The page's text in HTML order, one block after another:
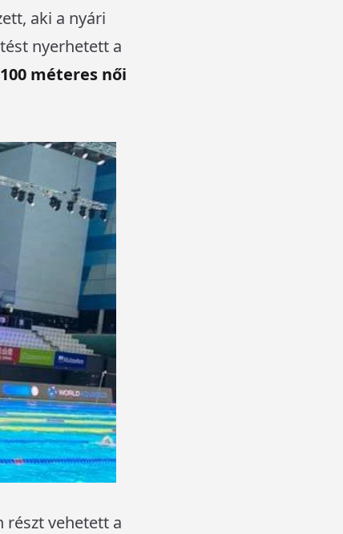
aki a nyári
nyerhetett a
méteres női
részt vehetett a